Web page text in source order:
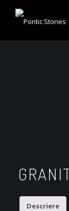
Descriere